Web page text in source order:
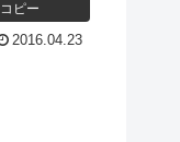
コピー
2016.04.23